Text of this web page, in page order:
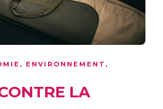
, ENVIRONNEMENT ,
LA